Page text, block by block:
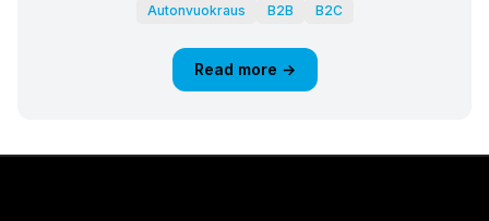
Autonvuokraus B2B B2C
Read more →